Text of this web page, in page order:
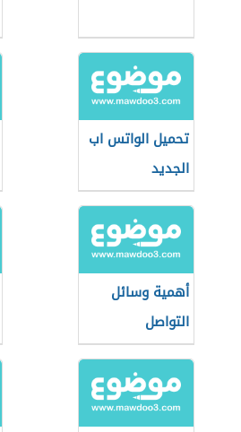
تحميل الواتس اب
الجديد
أهمية وسائل
التواصل
الاجتماعي